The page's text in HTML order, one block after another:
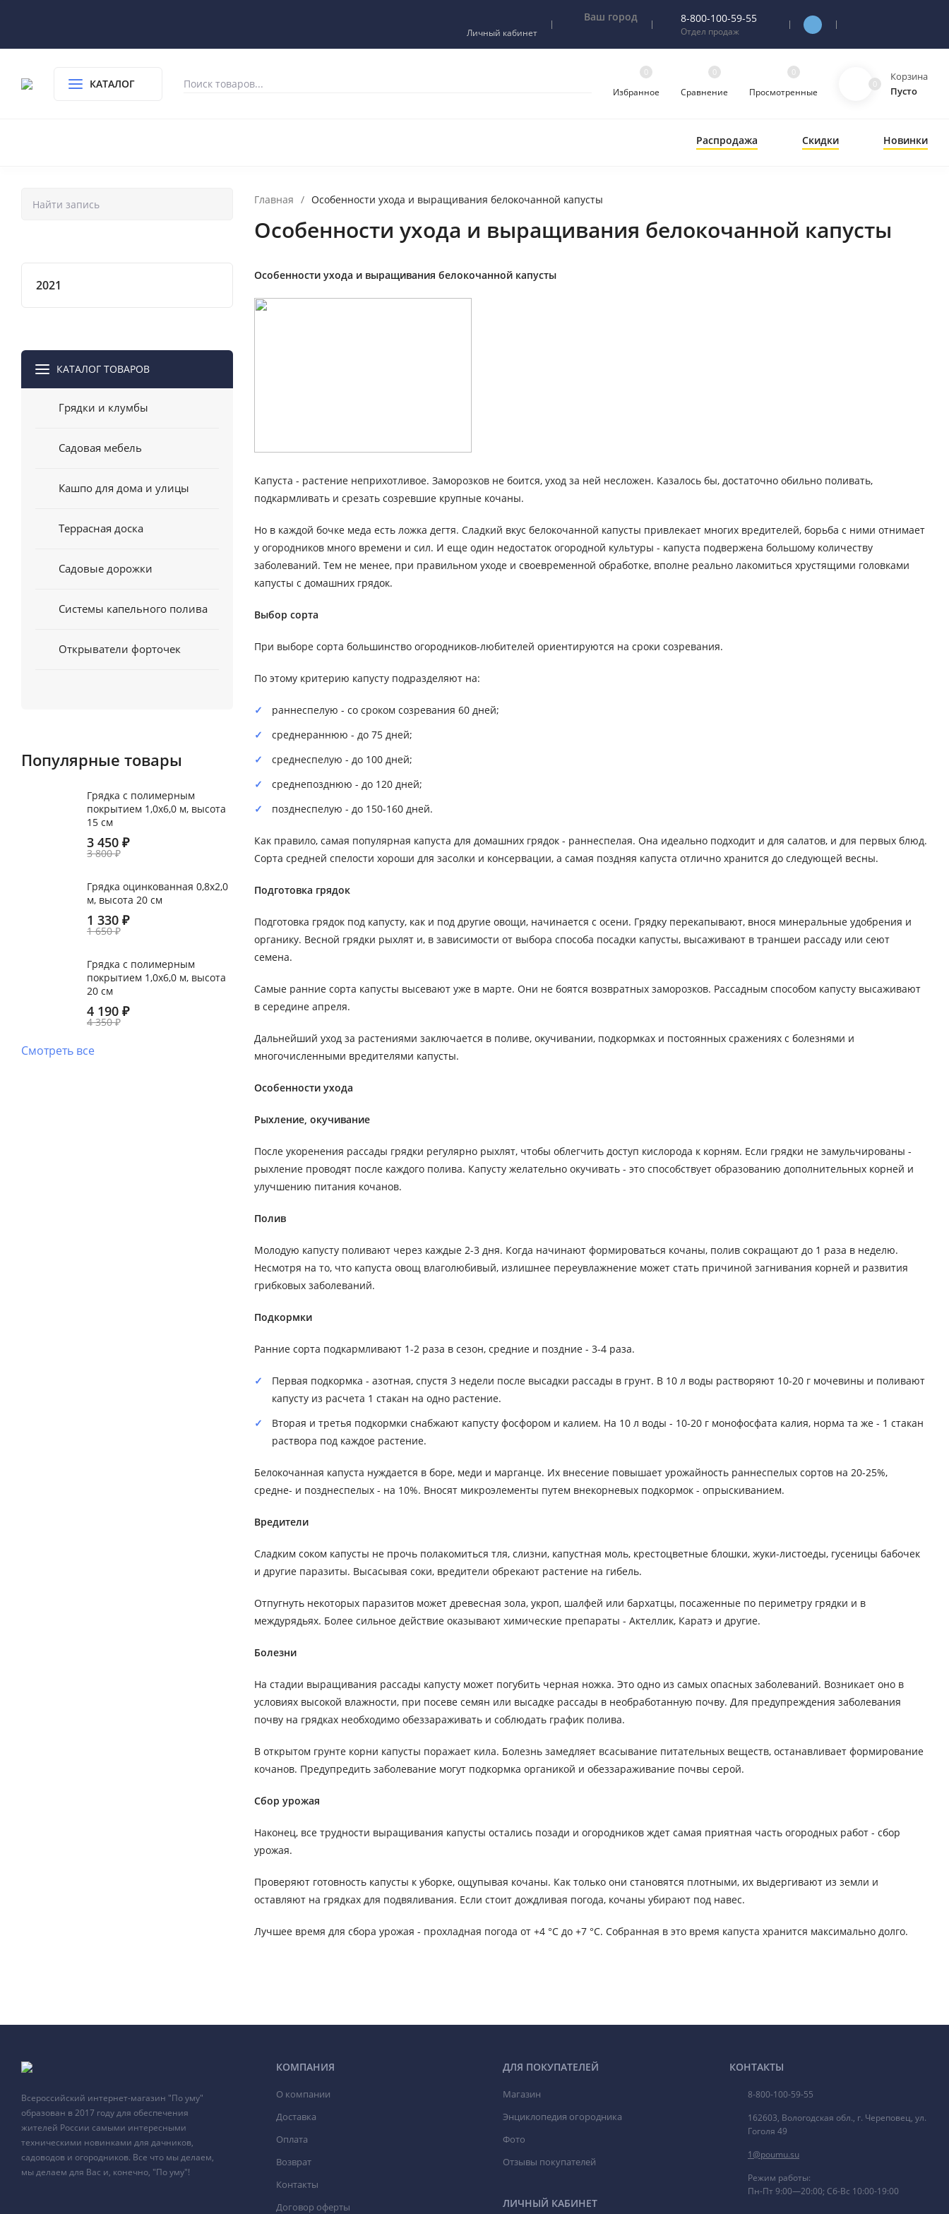
Личный кабинет
Ваш город 8-800-100-59-55
Отдел продаж
КАТАЛОГ
Избранное
0
Сравнение
0
Просмотренные
0
0
Корзина
Пусто
Распродажа Скидки Новинки
2021
КАТАЛОГ ТОВАРОВ
Грядки и клумбы
Садовая мебель
Кашпо для дома и улицы
Террасная доска
Садовые дорожки
Системы капельного полива
Открыватели форточек
Популярные товары
Грядка с полимерным
покрытием 1,0х6,0 м, высота
15 см
3 450 ₽
3 800₽
Грядка оцинкованная 0,8х2,0
м, высота 20 см
1 330 ₽
1 650₽
Грядка с полимерным
покрытием 1,0х6,0 м, высота
20 см
4 190 ₽
4 350₽
Смотреть все
Главная / Особенности ухода и выращивания белокочанной капусты
Особенности ухода и выращивания белокочанной капусты
Особенности ухода и выращивания белокочанной капусты
Капуста - растение неприхотливое. Заморозков не боится, уход за ней несложен. Казалось бы, достаточно обильно поливать,
подкармливать и срезать созревшие крупные кочаны.
Но в каждой бочке меда есть ложка дегтя. Сладкий вкус белокочанной капусты привлекает многих вредителей, борьба с ними отнимает
у огородников много времени и сил. И еще один недостаток огородной культуры - капуста подвержена большому количеству
заболеваний. Тем не менее, при правильном уходе и своевременной обработке, вполне реально лакомиться хрустящими головками
капусты с домашних грядок.
Выбор сорта
При выборе сорта большинство огородников-любителей ориентируются на сроки созревания.
По этому критерию капусту подразделяют на:
раннеспелую - со сроком созревания 60 дней;
среднераннюю - до 75 дней;
среднеспелую - до 100 дней;
среднепозднюю - до 120 дней;
позднеспелую - до 150-160 дней.
Как правило, самая популярная капуста для домашних грядок - раннеспелая. Она идеально подходит и для салатов, и для первых блюд.
Сорта средней спелости хороши для засолки и консервации, а самая поздняя капуста отлично хранится до следующей весны.
Подготовка грядок
Подготовка грядок под капусту, как и под другие овощи, начинается с осени. Грядку перекапывают, внося минеральные удобрения и
органику. Весной грядки рыхлят и, в зависимости от выбора способа посадки капусты, высаживают в траншеи рассаду или сеют
семена.
Самые ранние сорта капусты высевают уже в марте. Они не боятся возвратных заморозков. Рассадным способом капусту высаживают
в середине апреля.
Дальнейший уход за растениями заключается в поливе, окучивании, подкормках и постоянных сражениях с болезнями и
многочисленными вредителями капусты.
Особенности ухода
Рыхление, окучивание
После укоренения рассады грядки регулярно рыхлят, чтобы облегчить доступ кислорода к корням. Если грядки не замульчированы -
рыхление проводят после каждого полива. Капусту желательно окучивать - это способствует образованию дополнительных корней и
улучшению питания кочанов.
Полив
Молодую капусту поливают через каждые 2-3 дня. Когда начинают формироваться кочаны, полив сокращают до 1 раза в неделю.
Несмотря на то, что капуста овощ влаголюбивый, излишнее переувлажнение может стать причиной загнивания корней и развития
грибковых заболеваний.
Подкормки
Ранние сорта подкармливают 1-2 раза в сезон, средние и поздние - 3-4 раза.
Первая подкормка - азотная, спустя 3 недели после высадки рассады в грунт. В 10 л воды растворяют 10-20 г мочевины и поливают
капусту из расчета 1 стакан на одно растение.
Вторая и третья подкормки снабжают капусту фосфором и калием. На 10 л воды - 10-20 г монофосфата калия, норма та же - 1 стакан
раствора под каждое растение.
Белокочанная капуста нуждается в боре, меди и марганце. Их внесение повышает урожайность раннеспелых сортов на 20-25%,
средне- и позднеспелых - на 10%. Вносят микроэлементы путем внекорневых подкормок - опрыскиванием.
Вредители
Сладким соком капусты не прочь полакомиться тля, слизни, капустная моль, крестоцветные блошки, жуки-листоеды, гусеницы бабочек
и другие паразиты. Высасывая соки, вредители обрекают растение на гибель.
Отпугнуть некоторых паразитов может древесная зола, укроп, шалфей или бархатцы, посаженные по периметру грядки и в
междурядьях. Более сильное действие оказывают химические препараты - Актеллик, Каратэ и другие.
Болезни
На стадии выращивания рассады капусту может погубить черная ножка. Это одно из самых опасных заболеваний. Возникает оно в
условиях высокой влажности, при посеве семян или высадке рассады в необработанную почву. Для предупреждения заболевания
почву на грядках необходимо обеззараживать и соблюдать график полива.
В открытом грунте корни капусты поражает кила. Болезнь замедляет всасывание питательных веществ, останавливает формирование
кочанов. Предупредить заболевание могут подкормка органикой и обеззараживание почвы серой.
Сбор урожая
Наконец, все трудности выращивания капусты остались позади и огородников ждет самая приятная часть огородных работ - сбор
урожая.
Проверяют готовность капусты к уборке, ощупывая кочаны. Как только они становятся плотными, их выдергивают из земли и
оставляют на грядках для подвяливания. Если стоит дождливая погода, кочаны убирают под навес.
Лучшее время для сбора урожая - прохладная погода от +4 °C до +7 °C. Собранная в это время капуста хранится максимально долго.
Всероссийский интернет-магазин "По уму"
образован в 2017 году для обеспечения
жителей России самыми интересными
техническими новинками для дачников,
садоводов и огородников. Все что мы делаем,
мы делаем для Вас и, конечно, "По уму"!
КОМПАНИЯ
О компании
Доставка
Оплата
Возврат
Контакты
Договор оферты
ДЛЯ ПОКУПАТЕЛЕЙ
Магазин
Энциклопедия огородника
Фото
Отзывы покупателей
ЛИЧНЫЙ КАБИНЕТ
КОНТАКТЫ
8-800-100-59-55
162603, Вологодская обл., г. Череповец, ул.
Гоголя 49
1@poumu.su
Режим работы:
Пн-Пт 9:00—20:00; Сб-Вс 10:00-19:00